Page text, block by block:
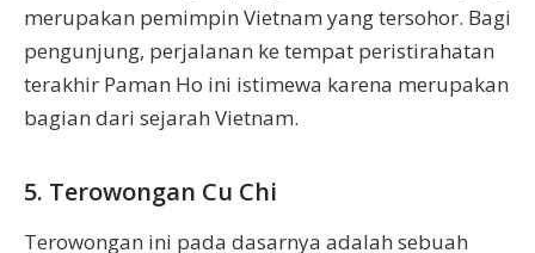
merupakan pemimpin Vietnam yang tersohor. Bagi
pengunjung, perjalanan ke tempat peristirahatan
terakhir Paman Ho ini istimewa karena merupakan
bagian dari sejarah Vietnam.
5. Terowongan Cu Chi
Terowongan ini pada dasarnya adalah sebuah